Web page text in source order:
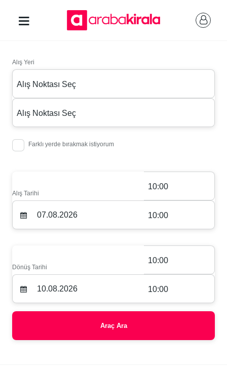
Alış Yeri
Alış Noktası Seç
Alış Noktası Seç
Farklı yerde bırakmak istiyorum
Alış Tarihi
10:00
10:00
Dönüş Tarihi
10:00
10:00
Araç Ara